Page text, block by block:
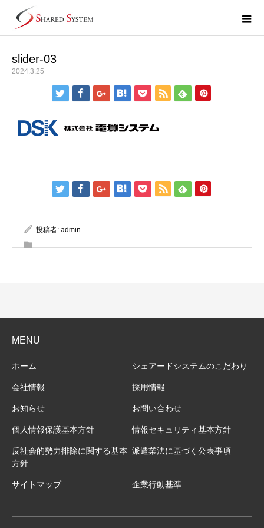
slider-03
2024.3.25
投稿者: admin
MENU
ホーム シェアードシステムのこだわり
会社情報 採用情報
お知らせ お問い合わせ
個人情報保護基本方針 情報セキュリティ基本方針
反社会的勢力排除に関する基本
方針
派遣業法に基づく公表事項
サイトマップ 企業行動基準